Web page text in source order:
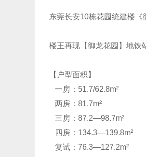
东莞长安10栋花园统建楼
楼王再现【御龙花园】地铁
【户型面积】
一房：51.7/62.8m²
两房：81.7m²
三房：87.2—98.7m²
四房：134.3—139.8m²
复试：76.3—127.2m²